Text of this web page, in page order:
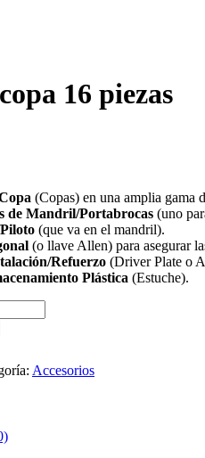
16 piezas
(Copas) en una amplia gama
de Mandril/Portabrocas (uno
(que va en el mandril).
(o llave Allen) para asegurar
Refuerzo (Driver Plate o
Plástica (Estuche).
Accesorios